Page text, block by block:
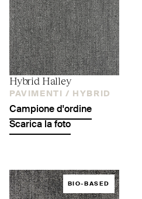
Hybrid Halley
PAVIMENTI / HYBRID
Campione d'ordine
Scarica la foto
BIO-BASED